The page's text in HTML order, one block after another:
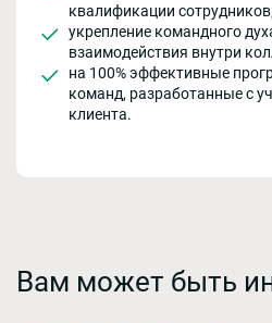
квалификации
укрепление командного
взаимодействия внутри
на 100% эффективные
команд, разработанные с
клиента.
Вам может быть